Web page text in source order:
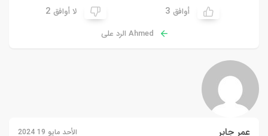
أوافق 3 لا أوافق 2
Ahmed الرد على
عمر جابر الأحد مايو 19 2024